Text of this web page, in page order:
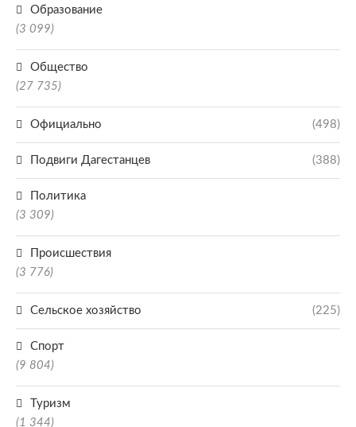
Образование
(3 099)
Общество
(27 735)
Официально (498)
Подвиги Дагестанцев (388)
Политика
(3 309)
Происшествия
(3 776)
Сельское хозяйство (225)
Спорт
(9 804)
Туризм
(1 344)